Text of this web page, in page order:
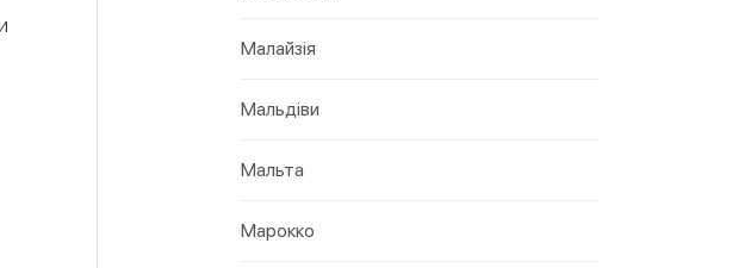
Малайзія
Мальдіви
Мальта
Марокко